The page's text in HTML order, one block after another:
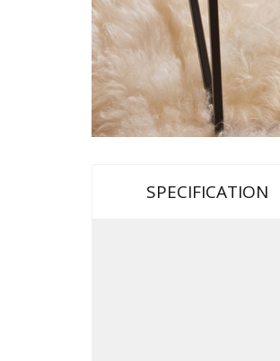
SPECIFICATION